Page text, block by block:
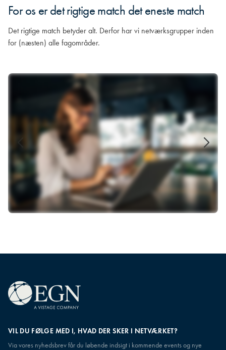
For os er det rigtige match det eneste match
Det rigtige match betyder alt. Derfor har vi netværksgrupper inden
for (næsten) alle fagområder.
I vores netværk møder du ligesindede fagfolk, der
VIL DU FØLGE MED I, HVAD DER SKER I NETVÆRKET?
Via vores nyhedsbrev får du løbende indsigt i kommende events og nye